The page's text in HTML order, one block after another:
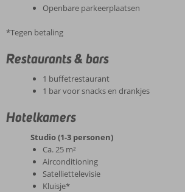
Openbare parkeerplaatsen
*Tegen betaling
Restaurants & bars
1 buffetrestaurant
1 bar voor snacks en drankjes
Hotelkamers
Studio (1-3 personen)
Ca. 25 m²
Airconditioning
Satelliettelevisie
Kluisje*